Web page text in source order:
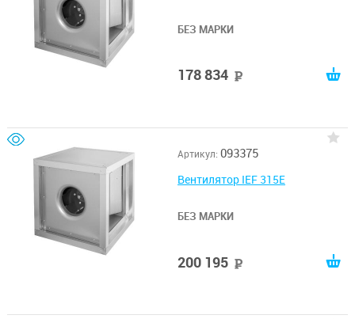
БЕЗ МАРКИ
178 834
Артикул: 093375
Вентилятор IEF 315E
БЕЗ МАРКИ
200 195